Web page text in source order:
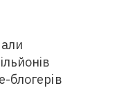
блогерів